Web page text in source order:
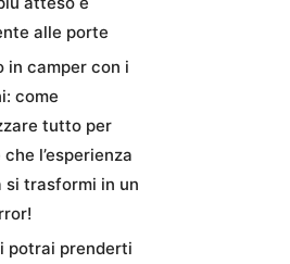
alle porte
in camper con i
come
tutto per
l’esperienza
si trasformi in un
potrai prenderti